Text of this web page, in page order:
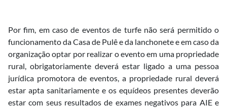
Por fim, em caso de eventos de turfe não será permitido o
funcionamento da Casa de Pulê e da lanchonete e em caso da
organização optar por realizar o evento em uma propriedade
rural, obrigatoriamente deverá estar ligado a uma pessoa
jurídica promotora de eventos, a propriedade rural deverá
estar apta sanitariamente e os equídeos presentes deverão
estar com seus resultados de exames negativos para AIE e